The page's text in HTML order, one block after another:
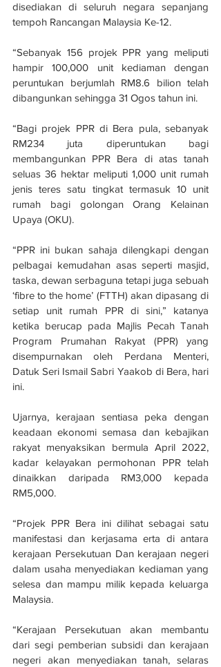
disediakan di seluruh negara sepanjang
tempoh Rancangan Malaysia Ke-12.
“Sebanyak 156 projek PPR yang meliputi
hampir 100,000 unit kediaman dengan
peruntukan berjumlah RM8.6 bilion telah
dibangunkan sehingga 31 Ogos tahun ini.
“Bagi projek PPR di Bera pula, sebanyak
RM234 juta diperuntukan bagi
membangunkan PPR Bera di atas tanah
seluas 36 hektar meliputi 1,000 unit rumah
jenis teres satu tingkat termasuk 10 unit
rumah bagi golongan Orang Kelainan
Upaya (OKU).
“PPR ini bukan sahaja dilengkapi dengan
pelbagai kemudahan asas seperti masjid,
taska, dewan serbaguna tetapi juga sebuah
‘fibre to the home’ (FTTH) akan dipasang di
setiap unit rumah PPR di sini,” katanya
ketika berucap pada Majlis Pecah Tanah
Program Prumahan Rakyat (PPR) yang
disempurnakan oleh Perdana Menteri,
Datuk Seri Ismail Sabri Yaakob di Bera, hari
ini.
Ujarnya, kerajaan sentiasa peka dengan
keadaan ekonomi semasa dan kebajikan
rakyat menyaksikan bermula April 2022,
kadar kelayakan permohonan PPR telah
dinaikkan daripada RM3,000 kepada
RM5,000.
“Projek PPR Bera ini dilihat sebagai satu
manifestasi dan kerjasama erta di antara
kerajaan Persekutuan Dan kerajaan negeri
dalam usaha menyediakan kediaman yang
selesa dan mampu milik kepada keluarga
Malaysia.
“Kerajaan Persekutuan akan membantu
dari segi pemberian subsidi dan kerajaan
negeri akan menyediakan tanah, selaras